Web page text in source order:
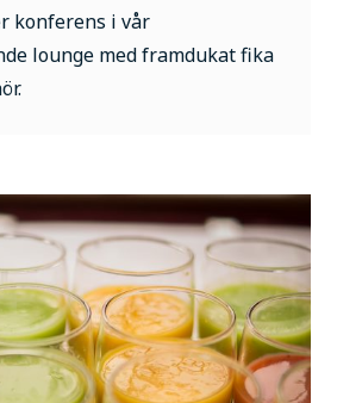
konferens i vår
lounge med framdukat fika